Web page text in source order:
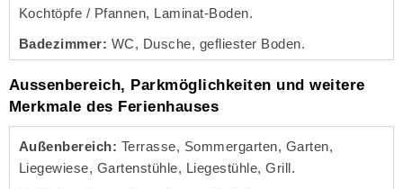
Kochtöpfe / Pfannen, Laminat-Boden.
Badezimmer: WC, Dusche, gefliester Boden.
Aussenbereich, Parkmöglichkeiten und weitere
Merkmale des Ferienhauses
Außenbereich: Terrasse, Sommergarten, Garten,
Liegewiese, Gartenstühle, Liegestühle, Grill.